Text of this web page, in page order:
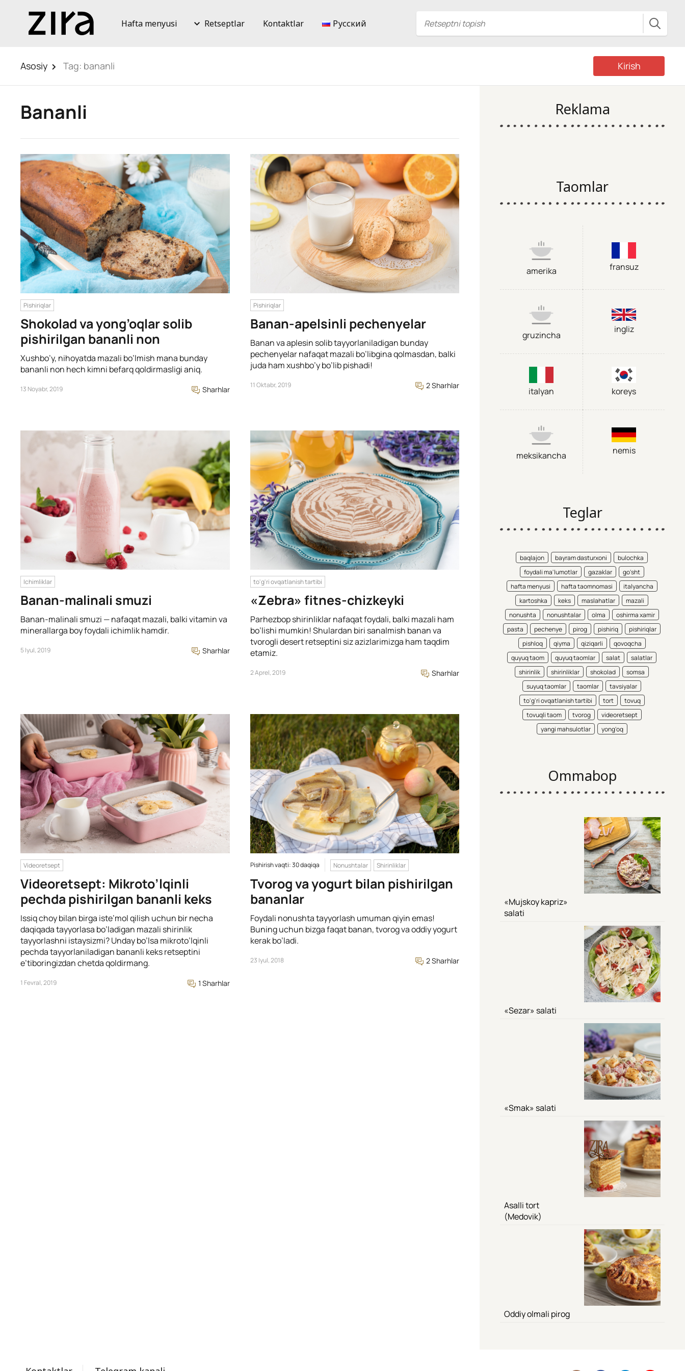
Hafta menyusi Retseptlar Kontaktlar Русский
Asosiy Tag: bananli Kirish
Bananli
Pishiriqlar
Shokolad va yong’oqlar solib
pishirilgan bananli non
Xushbo’y, nihoyatda mazali bo’lmish mana bunday
bananli non hech kimni befarq qoldirmasligi aniq.
13 Noyabr, 2019 Sharhlar
Pishiriqlar
Banan-apelsinli pechenyelar
Banan va aplesin solib tayyorlaniladigan bunday
pechenyelar nafaqat mazali bo’libgina qolmasdan, balki
juda ham xushbo’y bo’lib pishadi!
11 Oktabr, 2019 2 Sharhlar
Ichimliklar
Banan-malinali smuzi
Banan-malinali smuzi — nafaqat mazali, balki vitamin va
minerallarga boy foydali ichimlik hamdir.
5 Iyul, 2019 Sharhlar
to'g'ri ovqatlanish tartibi
«Zebra» fitnes-chizkeyki
Parhezbop shirinliklar nafaqat foydali, balki mazali ham
bo’lishi mumkin! Shulardan biri sanalmish banan va
tvorogli desert retseptini siz azizlarimizga ham taqdim
etamiz.
2 Aprel, 2019 Sharhlar
Videoretsept
Videoretsept: Mikroto’lqinli
pechda pishirilgan bananli keks
Issiq choy bilan birga iste’mol qilish uchun bir necha
daqiqada tayyorlasa bo’ladigan mazali shirinlik
tayyorlashni istaysizmi? Unday bo’lsa mikroto’lqinli
pechda tayyorlaniladigan bananli keks retseptini
e’tiboringizdan chetda qoldirmang.
1 Fevral, 2019 1 Sharhlar
Pishirish vaqti: 30 daqiqa Nonushtalar Shirinliklar
Tvorog va yogurt bilan pishirilgan
bananlar
Foydali nonushta tayyorlash umuman qiyin emas!
Buning uchun bizga faqat banan, tvorog va oddiy yogurt
kerak bo’ladi.
23 Iyul, 2018 2 Sharhlar
Reklama
Taomlar
amerika fransuz
gruzincha
ingliz
italyan koreys
meksikancha nemis
Teglar
baqlajon bayram dasturxoni
bulochka
foydali ma'lumotlar
gazaklar
go'sht
hafta menyusi
hafta taomnomasi
italyancha
kartoshka
keks maslahatlar
mazali
nonushta
nonushtalar olma
oshirma xamir
pasta
pechenye pirog pishiriq
pishiriqlar
pishloq
qiyma qiziqarli
qovoqcha
quyuq taom
quyuq taomlar salat
salatlar
shirinlik
shirinliklar shokolad
somsa
suyuq taomlar
taomlar
tavsiyalar
to'g'ri ovqatlanish tartibi
tort
tovuq
tovuqli taom
tvorog
videoretsept
yangi mahsulotlar
yong'oq
Ommabop
«Mujskoy kapriz»
salati
«Sezar» salati
«Smak» salati
Asalli tort
(Medovik)
Oddiy olmali pirog